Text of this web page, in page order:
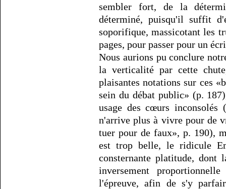
sembler fort, de la
déterminé, puisqu'il suffit
soporifique, massicotant les
pages, pour passer pour un
Nous aurions pu conclure
la verticalité par cette
plaisantes notations sur ces
sein du débat public» (p.
usage des cœurs
n'arrive plus à vivre pour de
tuer pour de faux», p. 190),
est trop belle, le ridicule
consternante platitude, dont
inversement
l'épreuve, afin de s'y